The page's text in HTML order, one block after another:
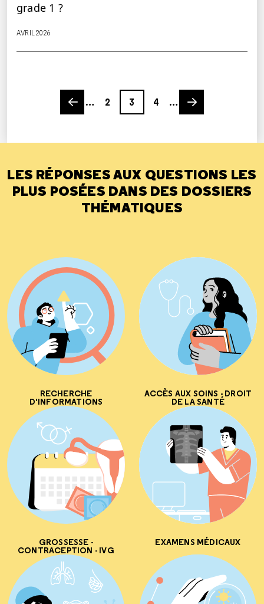
grade 1 ?
AVRIL 2026
Previous page
…
2
Page
3
4
…
Next page
LES RÉPONSES AUX QUESTIONS LES
PLUS POSÉES DANS DES DOSSIERS
THÉMATIQUES
RECHERCHE
D'INFORMATIONS
ACCÈS AUX SOINS - DROIT
DE LA SANTÉ
GROSSESSE -
CONTRACEPTION - IVG
EXAMENS MÉDICAUX